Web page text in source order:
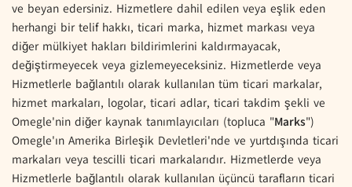
ve beyan edersiniz. Hizmetlere dahil edilen veya eşlik eden
herhangi bir telif hakkı, ticari marka, hizmet markası veya
diğer mülkiyet hakları bildirimlerini kaldırmayacak,
değiştirmeyecek veya gizlemeyeceksiniz. Hizmetlerde veya
Hizmetlerle bağlantılı olarak kullanılan tüm ticari markalar,
hizmet markaları, logolar, ticari adlar, ticari takdim şekli ve
Omegle'nin diğer kaynak tanımlayıcıları (topluca "Marks")
Omegle'ın Amerika Birleşik Devletleri'nde ve yurtdışında ticari
markaları veya tescilli ticari markalarıdır. Hizmetlerde veya
Hizmetlerle bağlantılı olarak kullanılan üçüncü tarafların ticari